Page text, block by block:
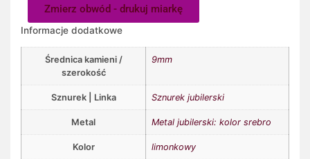
Zmierz obwód - drukuj miarkę
Informacje dodatkowe
Średnica kamieni /
szerokość
9mm
Sznurek | Linka Sznurek jubilerski
Metal Metal jubilerski: kolor srebro
Kolor limonkowy